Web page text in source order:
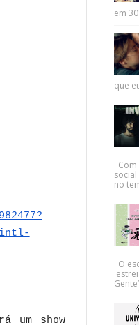
intl-
um show
em
que
no
O